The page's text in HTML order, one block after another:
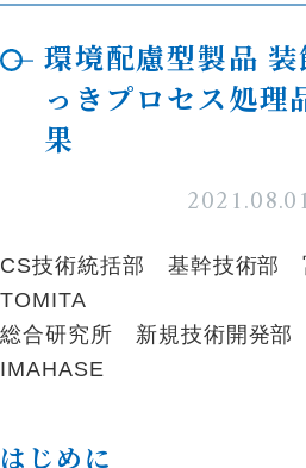
環境配慮型製品
っきプロセス処理
果
2021.08.01
CS技術統括部 基幹技術部
TOMITA
総合研究所 新規技術開発
IMAHASE
はじめに